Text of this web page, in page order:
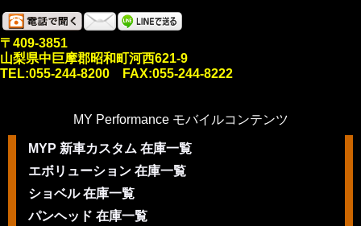
〒409-3851
山梨県中巨摩郡昭和町河西621-9
TEL:055-244-8200 FAX:055-244-8222
MY Performance モバイルコンテンツ
MYP 新車カスタム 在庫一覧
エボリューション 在庫一覧
ショベル 在庫一覧
パンヘッド 在庫一覧